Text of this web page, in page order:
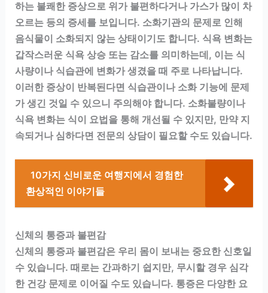
하는 불쾌한 증상으로 위가 불편하다거나 가스가 많이 차
오르는 등의 증세를 보입니다. 소화기관의 문제로 인해
음식물이 소화되지 않는 상태이기도 합니다. 식욕 변화는
갑작스러운 식욕 상승 또는 감소를 의미하는데, 이는 식
사량이나 식습관에 변화가 생겼을 때 주로 나타납니다.
이러한 증상이 반복된다면 식습관이나 소화 기능에 문제
가 생긴 것일 수 있으니 주의해야 합니다. 소화불량이나
식욕 변화는 식이 요법을 통해 개선될 수 있지만, 만약 지
속되거나 심하다면 전문의 상담이 필요할 수도 있습니다.
10가지 신비로운 여행지에서 경험한
환상적인 이야기들
신체의 통증과 불편감
신체의 통증과 불편감은 우리 몸이 보내는 중요한 신호일
수 있습니다. 때로는 간과하기 쉽지만, 무시할 경우 심각
한 건강 문제로 이어질 수도 있습니다. 통증은 다양한 요